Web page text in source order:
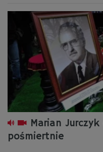
Marian
pośmiertnie